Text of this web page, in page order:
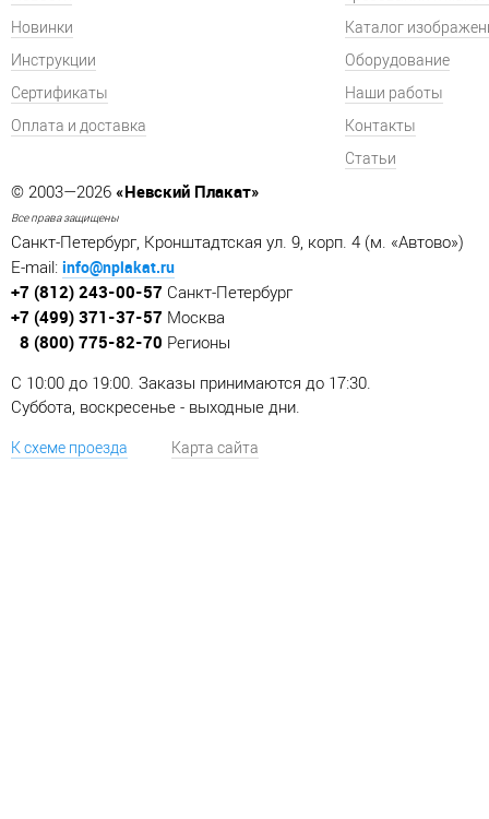
Новинки
Инструкции
Сертификаты
Оплата и доставка
Каталог
Оборудование
Наши работы
Контакты
Статьи
© 2003—2026 «Невский Плакат»
Все права защищены
Санкт-Петербург, Кронштадтская ул. 9, корп. 4 (м. «Автово»)
E-mail: info@nplakat.ru
+7 (812) 243-00-57 Санкт-Петербург
+7 (499) 371-37-57 Москва
8 (800) 775-82-70 Регионы
C 10:00 до 19:00. Заказы принимаются до 17:30.
Суббота, воскресенье - выходные дни.
К схеме проезда Карта сайта